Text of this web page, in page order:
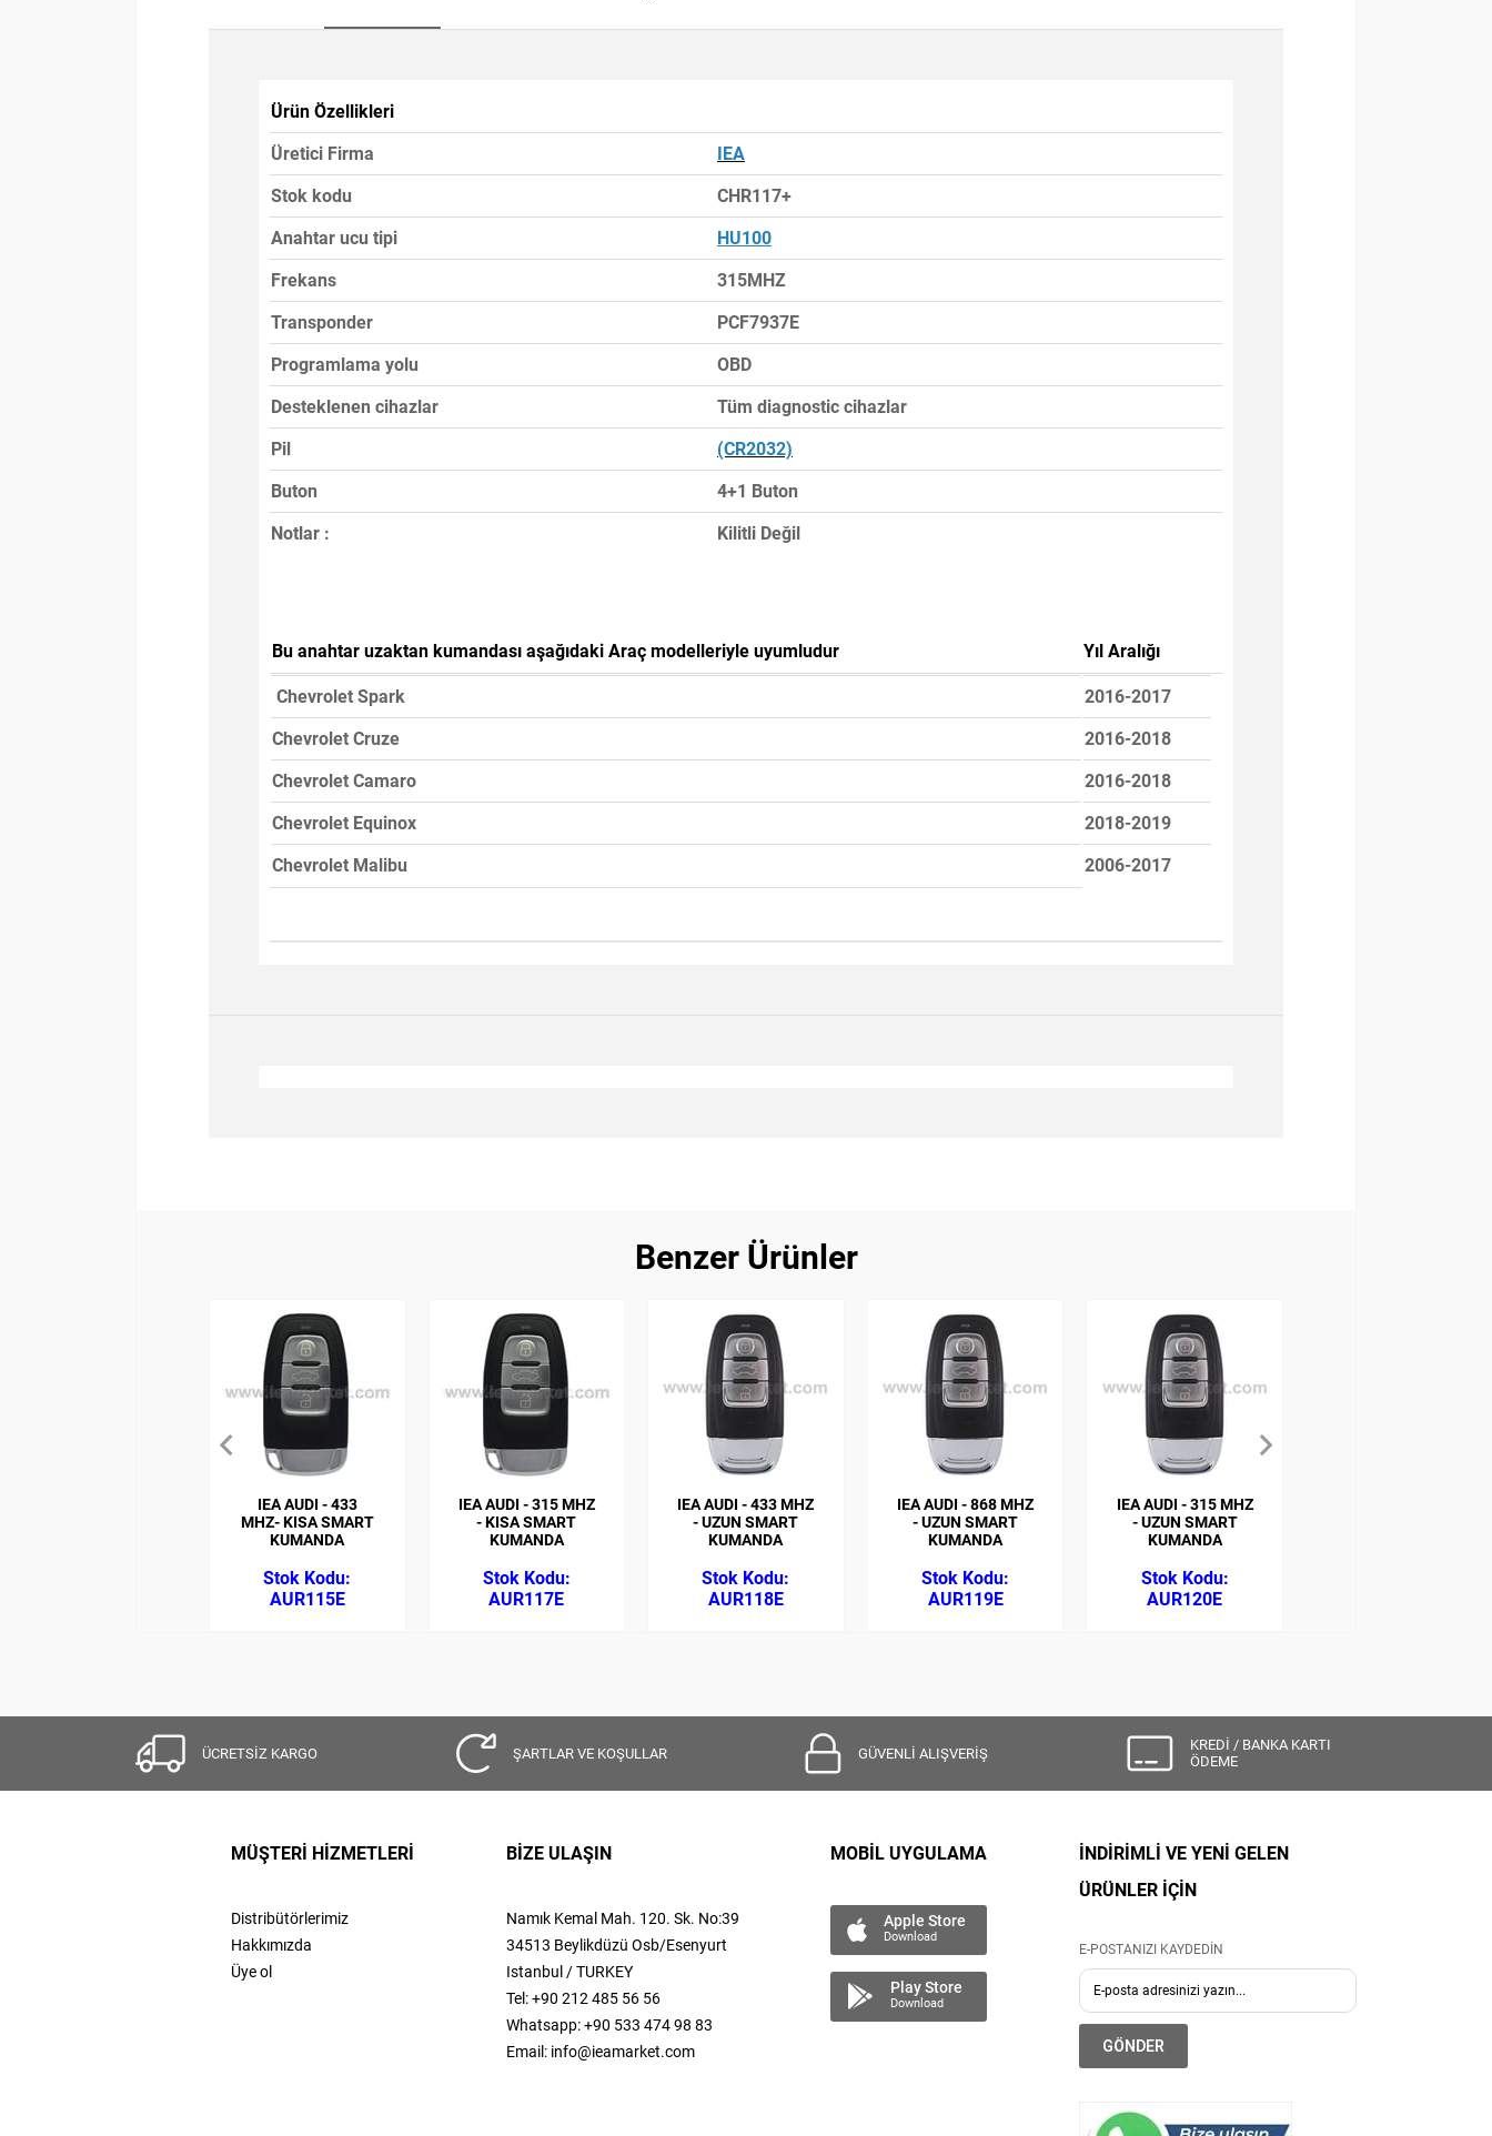
Ürün Özellikleri
Üretici Firma
IEA
Stok kodu
CHR117+
Anahtar ucu tipi
HU100
Frekans
315MHZ
Transponder
PCF7937E
Programlama yolu
OBD
Desteklenen cihazlar
Tüm diagnostic cihazlar
Pil
(CR2032)
Buton
4+1 Buton
Notlar :
Kilitli Değil
Bu anahtar uzaktan kumandası aşağıdaki Araç modelleriyle uyumludur Yıl Aralığı
Chevrolet Spark
Chevrolet Cruze
Chevrolet Camaro
Chevrolet Equinox
Chevrolet Malibu
2016-2017
2016-2018
2016-2018
2018-2019
2006-2017
Benzer Ürünler
IEA AUDI - 433
MHZ- KISA SMART
KUMANDA
AUR115E
IEA AUDI - 315 MHZ
- KISA SMART
KUMANDA
AUR117E
IEA AUDI - 433 MHZ
- UZUN SMART
KUMANDA
AUR118E
IEA AUDI - 868 MHZ
- UZUN SMART
KUMANDA
AUR119E
IEA AUDI - 315 MHZ
- UZUN SMART
KUMANDA
AUR120E
ÜCRETSİZ KARGO ŞARTLAR VE KOŞULLAR GÜVENLİ ALIŞVERİŞ
KREDİ / BANKA KARTI
ÖDEME
MÜŞTERİ HİZMETLERİ
Distribütörlerimiz
Hakkımızda
Üye ol
BİZE ULAŞIN
Namık Kemal Mah. 120. Sk. No:39
34513 Beylikdüzü Osb/Esenyurt
Istanbul / TURKEY
Tel: +90 212 485 56 56
Whatsapp: +90 533 474 98 83
Email: info@ieamarket.com
MOBİL UYGULAMA
Apple Store
Download
Play Store
Download
İNDİRİMLİ VE YENİ GELEN
ÜRÜNLER İÇİN
E-POSTANIZI KAYDEDİN
GÖNDER